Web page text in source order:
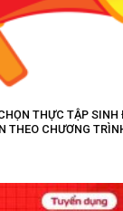
THỰC TẬP
THEO CHƯƠNG